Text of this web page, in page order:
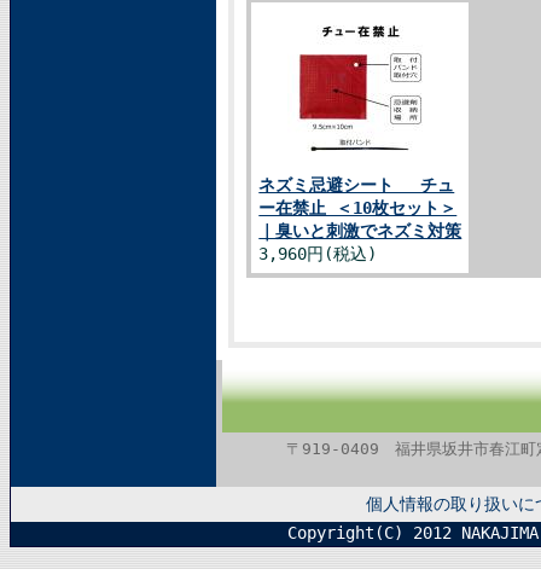
ネズミ忌避シート チュ
ー在禁止 ＜10枚セット＞
｜臭いと刺激でネズミ対策
3,960円(税込)
〒919-0409 福井県坂井市春
個人情報の取り扱いに
Copyright(C) 2012